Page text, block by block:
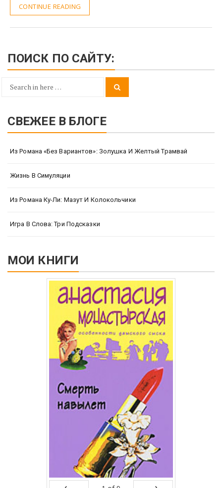
CONTINUE READING
ПОИСК ПО САЙТУ:
Search
СВЕЖЕЕ В БЛОГЕ
Из Романа «Без Вариантов»: Золушка И Желтый Трамвай
Жизнь В Симуляции
Из Романа Ку-Ли: Мазут И Колокольчики
Игра В Слова: Три Подсказки
МОИ КНИГИ